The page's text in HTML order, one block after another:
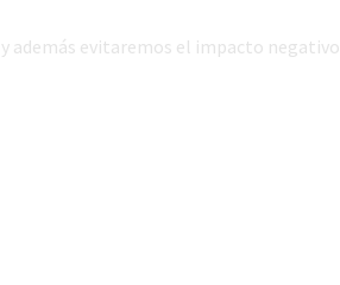
además evitaremos el impacto negativo